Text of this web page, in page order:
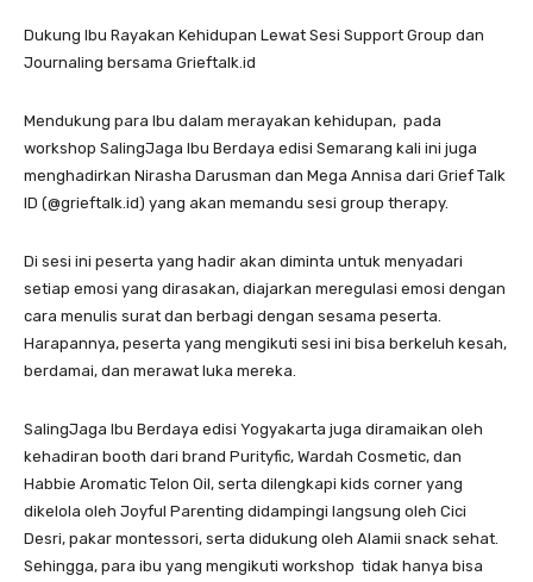
Dukung Ibu Rayakan Kehidupan Lewat Sesi Support Group dan
Journaling bersama Grieftalk.id
Mendukung para Ibu dalam merayakan kehidupan, pada
workshop SalingJaga Ibu Berdaya edisi Semarang kali ini juga
menghadirkan Nirasha Darusman dan Mega Annisa dari Grief Talk
ID (@grieftalk.id) yang akan memandu sesi group therapy.
Di sesi ini peserta yang hadir akan diminta untuk menyadari
setiap emosi yang dirasakan, diajarkan meregulasi emosi dengan
cara menulis surat dan berbagi dengan sesama peserta.
Harapannya, peserta yang mengikuti sesi ini bisa berkeluh kesah,
berdamai, dan merawat luka mereka.
SalingJaga Ibu Berdaya edisi Yogyakarta juga diramaikan oleh
kehadiran booth dari brand Purityfic, Wardah Cosmetic, dan
Habbie Aromatic Telon Oil, serta dilengkapi kids corner yang
dikelola oleh Joyful Parenting didampingi langsung oleh Cici
Desri, pakar montessori, serta didukung oleh Alamii snack sehat.
Sehingga, para ibu yang mengikuti workshop tidak hanya bisa